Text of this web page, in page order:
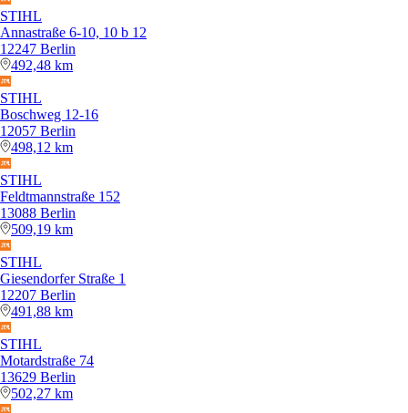
STIHL
Annastraße 6-10, 10 b 12
12247 Berlin
492,48 km
STIHL
Boschweg 12-16
12057 Berlin
498,12 km
STIHL
Feldtmannstraße 152
13088 Berlin
509,19 km
STIHL
Giesendorfer Straße 1
12207 Berlin
491,88 km
STIHL
Motardstraße 74
13629 Berlin
502,27 km